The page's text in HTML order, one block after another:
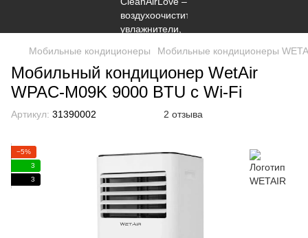
Мобильные кондиционеры Мобильные кондиционеры
Мобильный кондиционер WetAir
WPAC-M09K 9000 BTU с Wi-Fi
Артикул: 31390002 2 отзыва
−5%
3
3